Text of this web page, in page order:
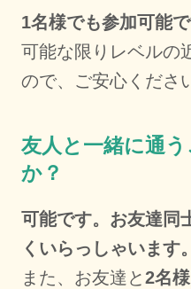
1名様でも参加可能で
可能な限りレベルの
ので、ご安心くださ
友人と一緒に通
か？
可能です。お友達同
くいらっしゃいます。
また、お友達と2名